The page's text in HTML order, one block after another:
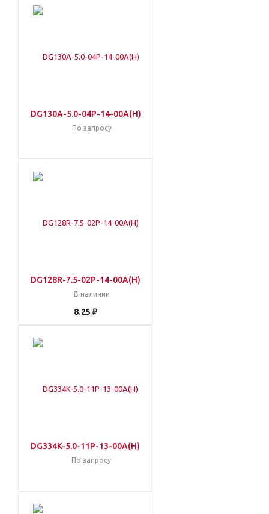
DG130A-5.0-04P-14-00A(H)
По запросу
DG128R-7.5-02P-14-00A(H)
В наличии
8.25 ₽
DG334K-5.0-11P-13-00A(H)
По запросу